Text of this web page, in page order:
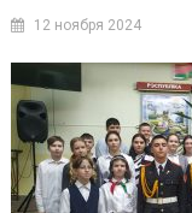
12 ноября 2024